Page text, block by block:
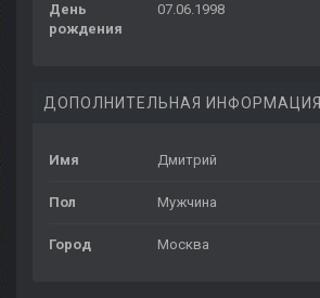
День
рождения
07.06.1998
ДОПОЛНИТЕЛЬНАЯ ИНФОРМАЦИЯ
Имя Дмитрий
Пол Мужчина
Город Москва